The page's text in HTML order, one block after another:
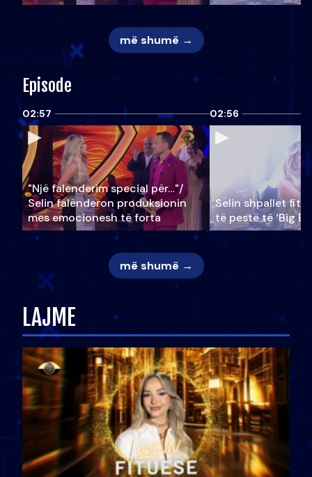
më shumë →
Episode
02:57
"Një falenderim special për…"/
Selin falënderon produksionin
mes emocionesh të forta
02:56
Selin shpallet
të pestë të ‘Big
më shumë →
LAJME